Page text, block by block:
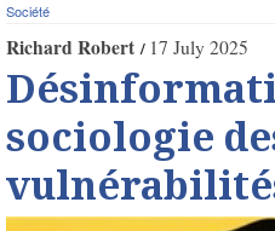
Société
Richard Robert 17 July 2025
sociologie